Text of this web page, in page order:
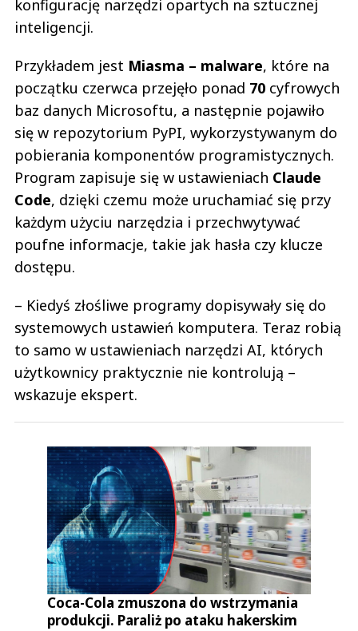
konfigurację narzędzi opartych na sztucznej
inteligencji.
Przykładem jest Miasma – malware, które na
początku czerwca przejęło ponad 70 cyfrowych
baz danych Microsoftu, a następnie pojawiło
się w repozytorium PyPI, wykorzystywanym do
pobierania komponentów programistycznych.
Program zapisuje się w ustawieniach Claude
Code, dzięki czemu może uruchamiać się przy
każdym użyciu narzędzia i przechwytywać
poufne informacje, takie jak hasła czy klucze
dostępu.
– Kiedyś złośliwe programy dopisywały się do
systemowych ustawień komputera. Teraz robią
to samo w ustawieniach narzędzi AI, których
użytkownicy praktycznie nie kontrolują –
wskazuje ekspert.
Coca-Cola zmuszona do wstrzymania
produkcji. Paraliż po ataku hakerskim